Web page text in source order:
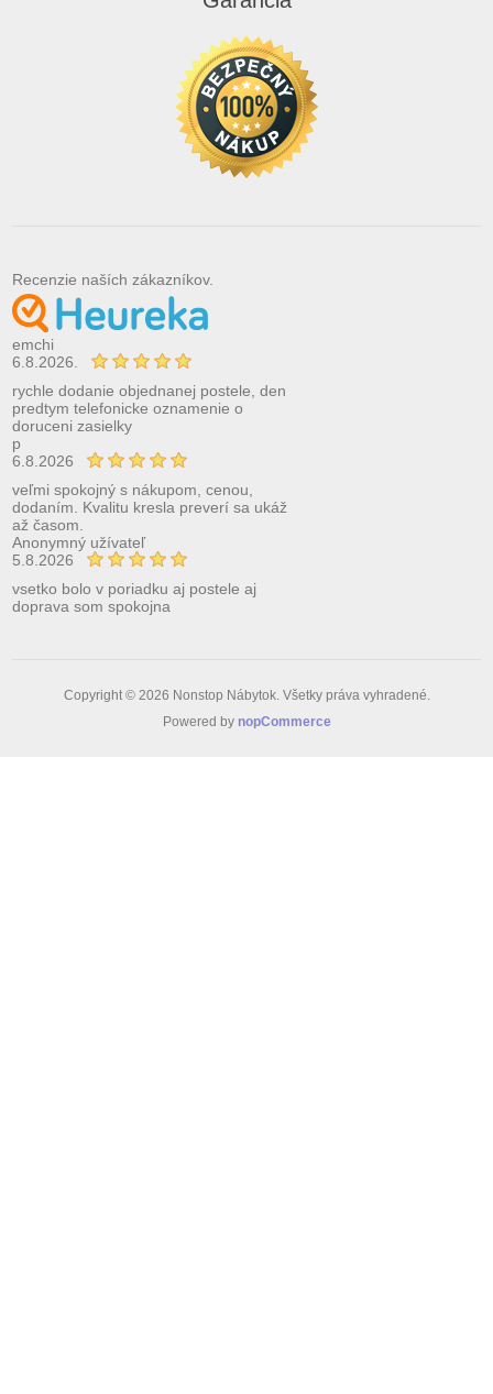
Recenzie naších zákazníkov.
emchi
6.8.2026.
rychle dodanie objednanej postele, den
predtym telefonicke oznamenie o
doruceni zasielky
p
6.8.2026
veľmi spokojný s nákupom, cenou,
dodaním. Kvalitu kresla preverí sa ukáž
až časom.
Anonymný užívateľ
5.8.2026
vsetko bolo v poriadku aj postele aj
doprava som spokojna
Copyright © 2026 Nonstop Nábytok. Všetky práva vyhradené.
Powered by nopCommerce